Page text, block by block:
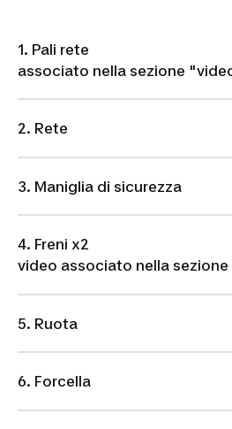
1. Pali rete -->
associato nella sezione
2. Rete
3. Maniglia di sicurezza
4. Freni x2 --
video associato nella
5. Ruota
6. Forcella